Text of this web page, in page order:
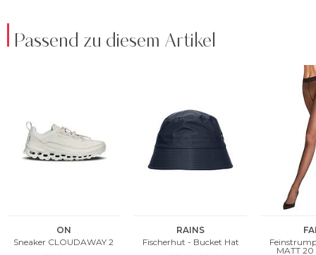
Passend zu diesem Artikel